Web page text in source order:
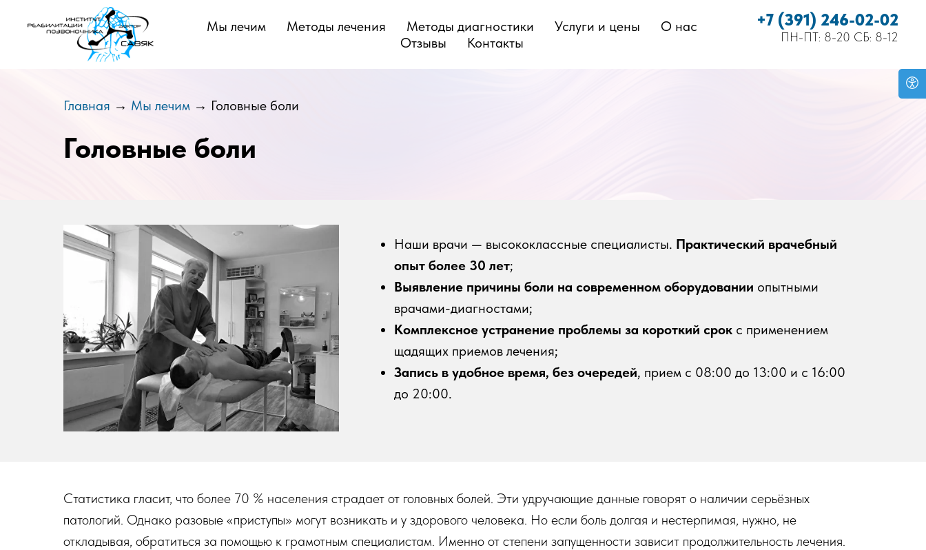
Мы лечим Методы лечения Методы диагностики Услуги и цены
О нас
Отзывы
Контакты
+7 (391) 246-02-02
ПН-ПТ: 8-20 СБ: 8-12
Главная → Мы лечим → Головные боли
Головные боли
Наши врачи — высококлассные специалисты. Практический врачебный
опыт более 30 лет;
Выявление причины боли на современном оборудовании опытными
врачами-диагностами;
Комплексное устранение проблемы за короткий срок с применением
щадящих приемов лечения;
Запись в удобное время, без очередей, прием с 08:00 до 13:00 и с 16:00
до 20:00.
Статистика гласит, что более 70 % населения страдает от головных болей. Эти удручающие данные говорят о наличии серьёзных
патологий. Однако разовые «приступы» могут возникать и у здорового человека. Но если боль долгая и нестерпимая, нужно, не
откладывая, обратиться за помощью к грамотным специалистам. Именно от степени запущенности зависит продолжительность лечения.